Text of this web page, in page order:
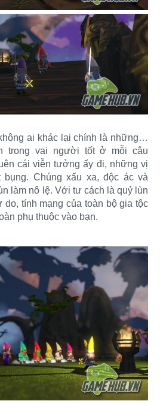
ai khác lại chính là những…
trong vai người tốt ở mỗi câu
cái viễn tưởng ấy đi, những vị
bụng. Chúng xấu xa, độc ác và
làm nô lệ. Với tư cách là quỷ lùn
tính mạng của toàn bộ gia tộc
phụ thuộc vào bạn.